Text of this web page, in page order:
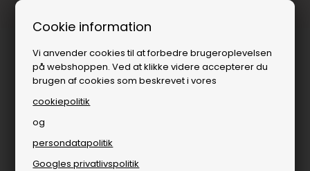
Cookie information
Vi anvender cookies til at forbedre brugeroplevelsen
på webshoppen. Ved at klikke videre accepterer du
brugen af cookies som beskrevet i vores
cookiepolitik
og
persondatapolitik
Googles privatlivspolitik